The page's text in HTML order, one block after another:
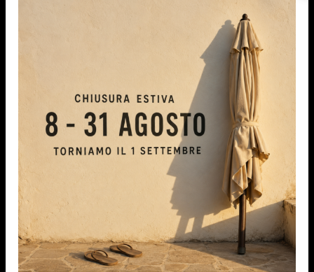
Con l’esperienza maturata siamo in grado di
proporvi e consigliarvi i migliori prodotti del
mercato, valutando le vostre esigenze ed
offrendovi proposte personalizzate.